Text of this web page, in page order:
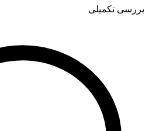
بررسی تکمیلی